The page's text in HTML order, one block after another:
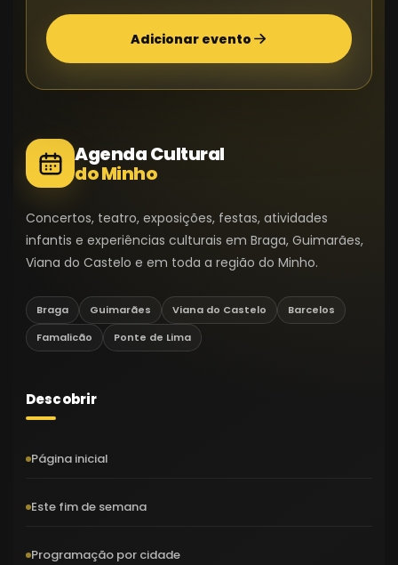
Adicionar evento
Agenda Cultural
do Minho
Concertos, teatro, exposições, festas, atividades
infantis e experiências culturais em Braga, Guimarães,
Viana do Castelo e em toda a região do Minho.
Braga Guimarães Viana do Castelo
Barcelos
Famalicão
Ponte de Lima
Descobrir
Página inicial
Este fim de semana
Programação por cidade